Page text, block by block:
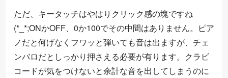
ただ、キータッチはやはりクリック感の塊ですね
(*_*;ONかOFF、0か100でその中間はありません。ピア
ノだと何げなくフワッと弾いても音は出ますが、チェ
ンバロだとしっかり押さえる必要が有ります。クラビ
コードが気をつけないと余計な音を出してしまうのに